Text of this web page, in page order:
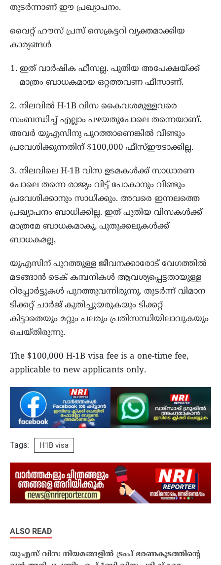
തുടർന്നാണ് ഈ പ്രഖ്യാപനം.
വൈറ്റ് ഹൗസ് പ്രസ് സെക്രട്ടറി വ്യക്തമാക്കിയ
കാര്യങ്ങൾ
ഇത് വാർഷിക ഫീസല്ല. പുതിയ അപേക്ഷയ്ക്ക്
മാത്രം ബാധകമായ ഒറ്റത്തവണ ഫീസാണ്.
2. നിലവിൽ H-1B വിസ കൈവശമുള്ളവരെ
സംബന്ധിച്ച് എല്ലാം പഴയതുപോലെ തന്നെയാണ്.
അവർ യുഎസിനു പുറത്താണെങ്കിൽ വീണ്ടും
പ്രവേശിക്കുന്നതിന് $100,000 ഫീസ്ഈടാക്കില്ല.
3. നിലവിലെ H-1B വിസ ഉടമകൾക്ക് സാധാരണ
പോലെ തന്നെ രാജ്യം വിട്ട് പോകാനും വീണ്ടും
പ്രവേശിക്കാനും സാധിക്കും. അവരെ ഇന്നലത്തെ
പ്രഖ്യാപനം ബാധിക്കില്ല. ഇത് പുതിയ വിസകൾക്ക്
മാത്രമേ ബാധകമാകൂ, പുതുക്കലുകൾക്ക്
ബാധകമല്ല,
യുഎസിന് പുറത്തുള്ള ജീവനക്കാരോട് വേഗത്തിൽ
മടങ്ങാൻ ടെക് കമ്പനികൾ ആവശ്യപ്പെട്ടതായുള്ള
റിപ്പോർട്ടുകൾ പുറത്തുവന്നിരുന്നു. തുടർന്ന് വിമാന
ടിക്കറ്റ് ചാർജ് കുതിച്ചുയരുകയും ടിക്കറ്റ്
കിട്ടാതെയും മറ്റും പലരും പ്രതിസന്ധിയിലാവുകയും
ചെയ്തിരുന്നു.
The $100,000 H-1B visa fee is a one-time fee,
applicable to new applicants only.
Tags: H1B visa
ALSO READ
യുഎസ് വിസ നിയമങ്ങളിൽ ട്രംപ് ഭരണകൂടത്തിൻ്റെ